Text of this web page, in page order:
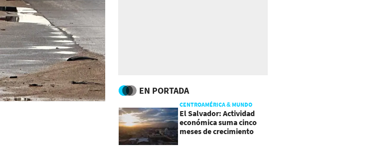
EN PORTADA
CENTROAMÉRICA & MUNDO
El Salvador: Actividad
económica suma cinco
meses de crecimiento